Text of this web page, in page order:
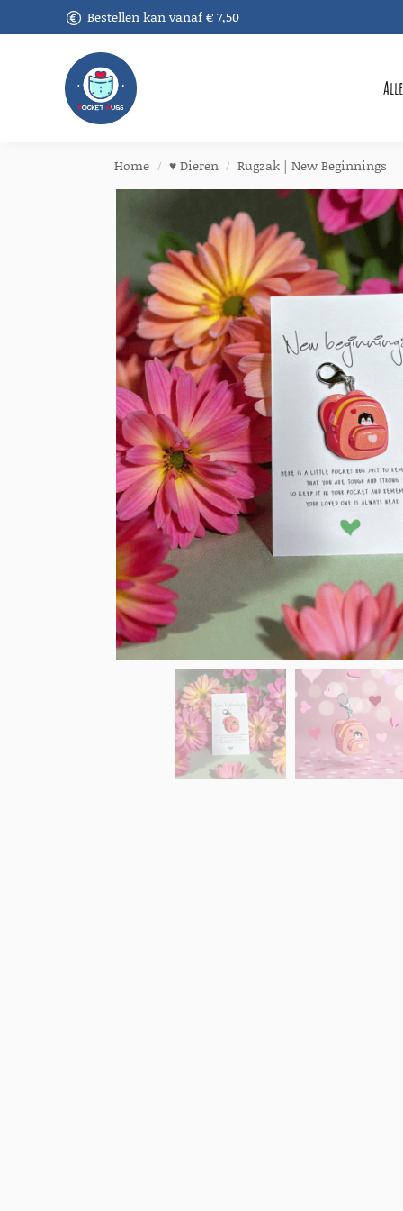
Bestellen kan vanaf € 7,50
Recent toegevoegd
Home / ♥︎ Dieren / Rugzak | New Beginnings